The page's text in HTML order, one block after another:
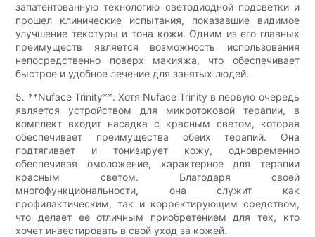
запатентованную технологию светодиодной подсветки и
прошел клинические испытания, показавшие видимое
улучшение текстуры и тона кожи. Одним из его главных
преимуществ является возможность использования
непосредственно поверх макияжа, что обеспечивает
быстрое и удобное лечение для занятых людей.
5. **Nuface Trinity**: Хотя Nuface Trinity в первую очередь
является устройством для микротоковой терапии, в
комплект входит насадка с красным светом, которая
обеспечивает преимущества обеих терапий. Она
подтягивает и тонизирует кожу, одновременно
обеспечивая омоложение, характерное для терапии
красным светом. Благодаря своей
многофункциональности, она служит как
профилактическим, так и корректирующим средством,
что делает ее отличным приобретением для тех, кто
хочет инвестировать в свой уход за кожей.